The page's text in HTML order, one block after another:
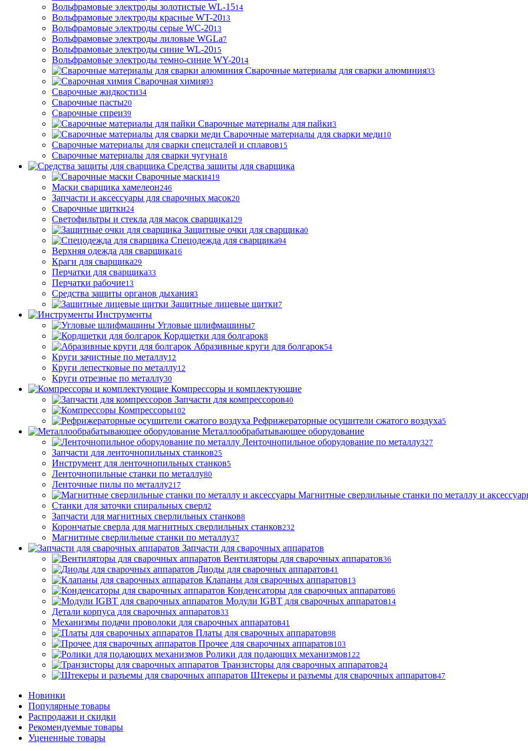
Вольфрамовые электроды золотистые WL-1514
Вольфрамовые электроды красные WT-2013
Вольфрамовые электроды серые WC-2013
Вольфрамовые электроды лиловые WGLa7
Вольфрамовые электроды синие WL-2015
Вольфрамовые электроды темно-синие WY-2014
Сварочные материалы для сварки алюминия33
Сварочная химия93
Сварочные жидкости34
Сварочные пасты20
Сварочные спреи39
Сварочные материалы для пайки3
Сварочные материалы для сварки меди10
Сварочные материалы для сварки спецсталей и сплавов15
Сварочные материалы для сварки чугуна18
Средства защиты для сварщика
Сварочные маски419
Маски сварщика хамелеон246
Запчасти и аксессуары для сварочных масок20
Сварочные щитки24
Светофильтры и стекла для масок сварщика129
Защитные очки для сварщика0
Спецодежда для сварщика94
Верхняя одежда для сварщика16
Краги для сварщика29
Перчатки для сварщика33
Перчатки рабочие13
Средства защиты органов дыхания3
Защитные лицевые щитки7
Инструменты
Угловые шлифмашины7
Кордщетки для болгарок8
Абразивные круги для болгарок54
Круги зачистные по металлу12
Круги лепестковые по металлу12
Круги отрезные по металлу30
Компрессоры и комплектующие
Запчасти для компрессоров40
Компрессоры102
Рефрижераторные осушители сжатого воздуха5
Металлообрабатывающее оборудование
Ленточнопильное оборудование по металлу327
Запчасти для ленточнопильных станков25
Инструмент для ленточнопильных станков5
Ленточнопильные станки по металлу80
Ленточные пилы по металлу217
Магнитные сверлильные станки по металлу и
Станки для заточки спиральных сверл2
Запчасти для магнитных сверлильных станков8
Корончатые сверла для магнитных сверлильных станков232
Магнитные сверлильные станки по металлу37
Запчасти для сварочных аппаратов
Вентиляторы для сварочных аппаратов36
Диоды для сварочных аппаратов41
Клапаны для сварочных аппаратов13
Конденсаторы для сварочных аппаратов6
Модули IGBT для сварочных аппаратов14
Детали корпуса для сварочных аппаратов33
Механизмы подачи проволоки для сварочных аппаратов41
Платы для сварочных аппаратов98
Прочее для сварочных аппаратов103
Ролики для подающих механизмов122
Транзисторы для сварочных аппаратов24
Штекеры и разъемы для сварочных аппаратов47
Новинки
Популярные товары
Распродажи и скидки
Рекомендуемые товары
Уцененные товары